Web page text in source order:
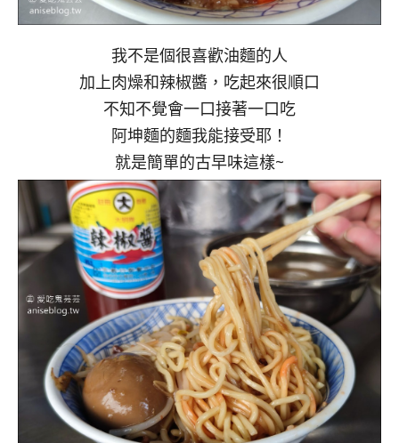
我不是個很喜歡油麵的人
加上肉燥和辣椒醬，吃起來很順口
不知不覺會一口接著一口吃
阿坤麵的麵我能接受耶！
就是簡單的古早味這樣~